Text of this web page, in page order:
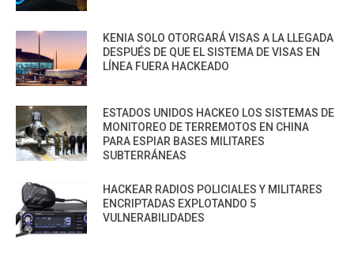
KENIA SOLO OTORGARÁ VISAS A LA LLEGADA
DESPUÉS DE QUE EL SISTEMA DE VISAS EN
LÍNEA FUERA HACKEADO
ESTADOS UNIDOS HACKEO LOS SISTEMAS DE
MONITOREO DE TERREMOTOS EN CHINA
PARA ESPIAR BASES MILITARES
SUBTERRÁNEAS
HACKEAR RADIOS POLICIALES Y MILITARES
ENCRIPTADAS EXPLOTANDO 5
VULNERABILIDADES